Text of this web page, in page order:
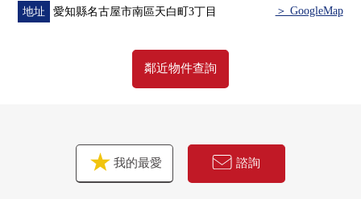
地址 愛知縣名古屋市南區天白町3丁目 ＞ GoogleMap
鄰近物件查詢
我的最愛 諮詢